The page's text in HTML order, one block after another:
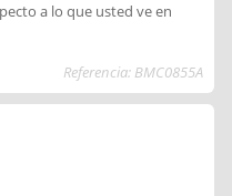
a lo que usted ve en
Referencia: BMC0855A